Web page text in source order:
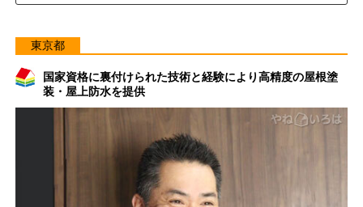
東京都
国家資格に裏付けられた技術と経験により高精度の屋根塗
装・屋上防水を提供